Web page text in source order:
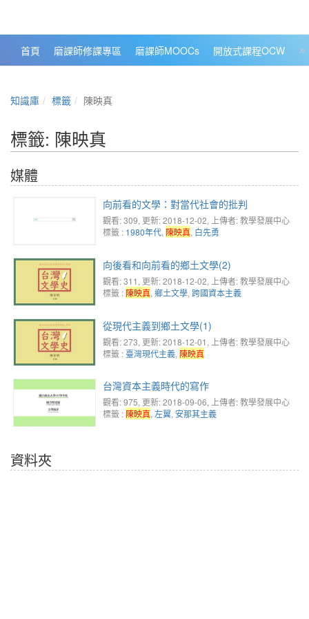
首頁 磨課師修課專區 磨課師MOOCs 開放式課程OCW
知識庫 標籤 陳映真
標籤: 陳映真
媒體
向前看的文學：對當代社會的批判
觀看: 309, 更新: 2018-12-02, 上傳者: 教學發展中心
標籤 : 1980年代, 陳映真, 白先勇
向後看和向前看的鄉土文學(2)
觀看: 311 , 更新: 2018-12-02, 上傳者: 教學發展中心
標籤 : 陳映真, 鄉土文學, 跨國資本主義
從現代主義到鄉土文學(1)
觀看: 273, 更新: 2018-12-01, 上傳者: 教學發展中心
標籤 :臺灣現代主義, 陳映真
台灣資本主義時代的寫作
觀看: 975, 更新: 2018-09-06, 上傳者: 教學發展中心
標籤 : 陳映真, 左翼, 安那其主義
資料夾